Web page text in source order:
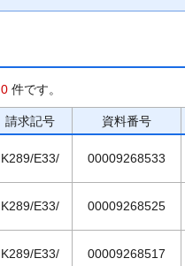
0 件です。
請求記号 資料番号
K289/E33/ 00009268533
K289/E33/ 00009268525
K289/E33/ 00009268517